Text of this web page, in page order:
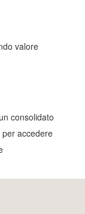
valore
consolidato
accedere